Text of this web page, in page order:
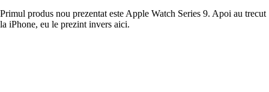
Primul produs nou prezentat este Apple Watch Series 9. Apoi au trecut
la iPhone, eu le prezint invers aici.